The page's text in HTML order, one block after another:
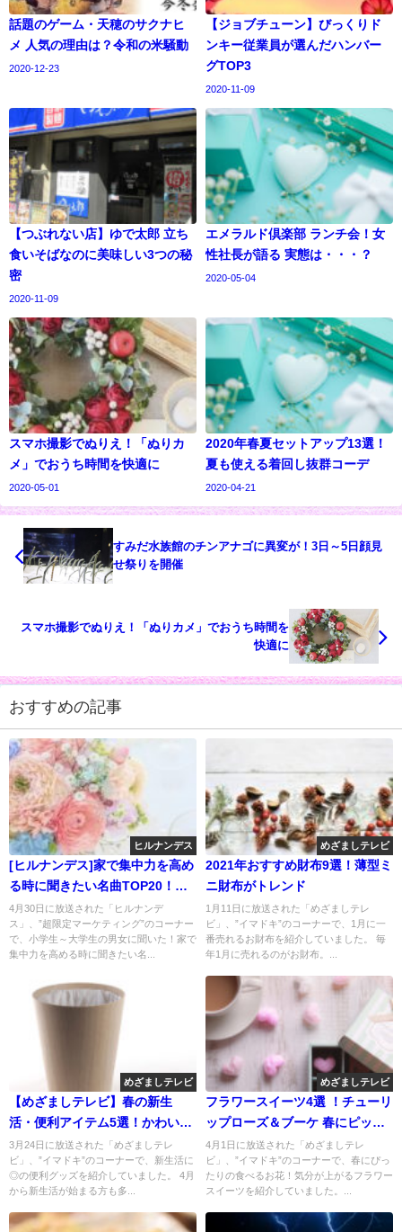
話題のゲーム・天穂のサクナヒ
メ 人気の理由は？令和の米騒動
2020-12-23
【ジョブチューン】びっくりド
ンキー従業員が選んだハンバー
グTOP3
2020-11-09
【つぶれない店】ゆで太郎 立ち
食いそばなのに美味しい3つの秘
密
2020-11-09
エメラルド倶楽部 ランチ会！女
性社長が語る 実態は・・・？
2020-05-04
スマホ撮影でぬりえ！「ぬりカ
メ」でおうち時間を快適に
2020-05-01
2020年春夏セットアップ13選！
夏も使える着回し抜群コーデ
2020-04-21
すみだ水族館のチンアナゴに異変が！3日～5日顔見
せ祭りを開催
スマホ撮影でぬりえ！「ぬりカメ」でおうち時間を
快適に
おすすめの記事
ヒルナンデス
[ヒルナンデス]家で集中力を高め
る時に聞きたい名曲TOP20！髭
男人気
4月30日に放送された「ヒルナンデ
ス」、”超限定マーケティング”のコーナー
で、小学生～大学生の男女に聞いた！家で
集中力を高める時に聞きたい名...
めざましテレビ
2021年おすすめ財布9選！薄型ミ
ニ財布がトレンド
1月11日に放送された「めざましテレ
ビ」、”イマドキ”のコーナーで、1月に一
番売れるお財布を紹介していました。 毎
年1月に売れるのがお財布。...
めざましテレビ
【めざましテレビ】春の新生
活・便利アイテム5選！かわいく
て便利
3月24日に放送された「めざましテレ
ビ」、”イマドキ”のコーナーで、新生活に
◎の便利グッズを紹介していました。 4月
から新生活が始まる方も多...
めざましテレビ
フラワースイーツ4選 ！チューリ
ップローズ＆ブーケ 春にピッタ
リ！
4月1日に放送された「めざましテレ
ビ」、”イマドキ”のコーナーで、春にぴっ
たりの食べるお花！気分が上がるフラワー
スイーツを紹介していました。...